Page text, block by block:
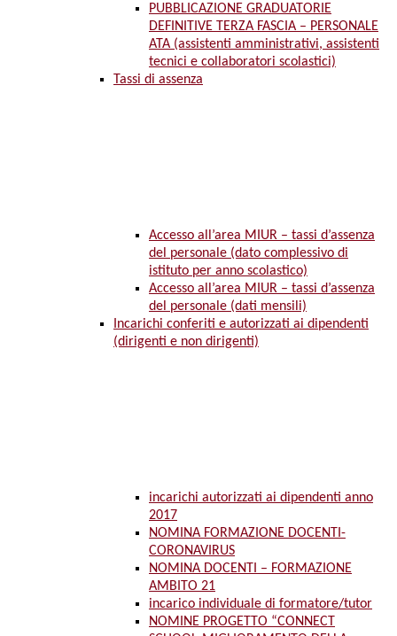
PUBBLICAZIONE GRADUATORIE
DEFINITIVE TERZA FASCIA – PERSONALE
ATA (assistenti amministrativi, assistenti
tecnici e collaboratori scolastici)
Tassi di assenza
Accesso all’area MIUR – tassi d’assenza
del personale (dato complessivo di
istituto per anno scolastico)
Accesso all’area MIUR – tassi d’assenza
del personale (dati mensili)
Incarichi conferiti e autorizzati ai dipendenti
(dirigenti e non dirigenti)
incarichi autorizzati ai dipendenti anno
2017
NOMINA FORMAZIONE DOCENTI-
CORONAVIRUS
NOMINA DOCENTI – FORMAZIONE
AMBITO 21
incarico individuale di formatore/tutor
NOMINE PROGETTO “CONNECT